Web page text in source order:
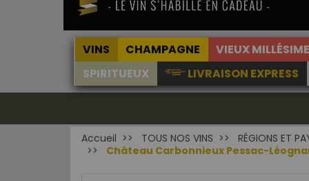
VINS CHAMPAGNE VIEUX
SPIRITUEUX
LIVRAISON EXPRESS
Accueil TOUS NOS VINS RÉGIONS ET
Château Carbonnieux Pessac-